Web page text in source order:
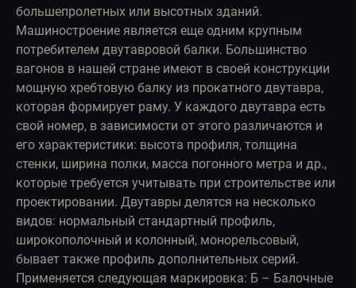
большепролетных или высотных зданий.
Машиностроение является еще одним крупным
потребителем двутавровой балки. Большинство
вагонов в нашей стране имеют в своей конструкции
мощную хребтовую балку из прокатного двутавра,
которая формирует раму. У каждого двутавра есть
свой номер, в зависимости от этого различаются и
его характеристики: высота профиля, толщина
стенки, ширина полки, масса погонного метра и др.,
которые требуется учитывать при строительстве или
проектировании. Двутавры делятся на несколько
видов: нормальный стандартный профиль,
широкополочный и колонный, монорельсовый,
бывает также профиль дополнительных серий.
Применяется следующая маркировка: Б – Балочные